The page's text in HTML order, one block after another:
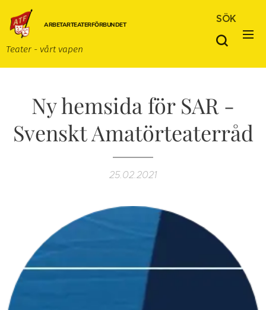
ARBETARTEATERFÖRBUNDET
Teater - vårt vapen
SÖK
Ny hemsida för SAR -
Svenskt Amatörteaterråd
25.02.2021